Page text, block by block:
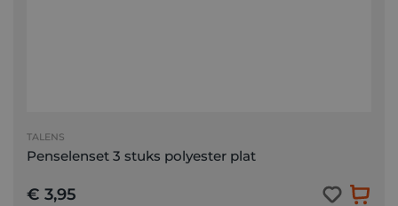
TALENS
Penselenset 3 stuks polyester plat
€ 3,95